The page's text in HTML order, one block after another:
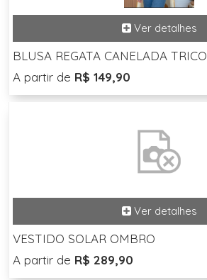
BLUSA REGATA CANELADA TRICO
A partir de R$ 149,90
VESTIDO SOLAR OMBRO
A partir de R$ 289,90